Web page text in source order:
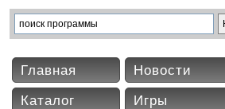
Главная
Новости
Каталог
Игры